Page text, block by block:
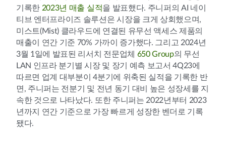
기록한 2023년 매출 실적을 발표했다. 주니퍼의 AI 네이
티브 엔터프라이즈 솔루션은 시장을 크게 상회했으며,
미스트(Mist) 클라우드에 연결된 유무선 액세스 제품의
매출이 연간 기준 70% 가까이 증가했다. 그리고 2024년
3월 1일에 발표된 리서치 전문업체 650 Group의 무선
LAN 인프라 분기별 시장 및 장기 예측 보고서 4Q23에
따르면 업계 대부분이 4분기에 위축된 실적을 기록한 반
면, 주니퍼는 전분기 및 전년 동기 대비 높은 성장세를 지
속한 것으로 나타났다. 또한 주니퍼는 2022년부터 2023
년까지 연간 기준으로 가장 빠르게 성장한 벤더로 기록
됐다.